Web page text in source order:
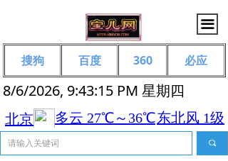
끀
8/6/2026, 9:43:15 PM 星期四
끠
搜狗 百度 360 必应